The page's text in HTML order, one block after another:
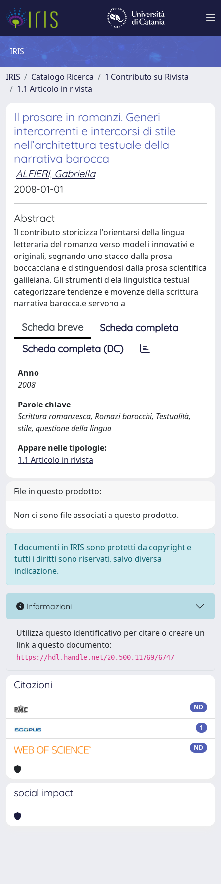
IRIS
IRIS Catalogo Ricerca
1 Contributo su Rivista
1.1 Articolo in rivista
Il prosare in romanzi. Generi
intercorrenti e intercorsi di stile
nell’architettura testuale della
narrativa barocca
ALFIERI, Gabriella
2008-01-01
Abstract
Il contributo storicizza l'orientarsi della lingua
letteraria del romanzo verso modelli innovativi e
originali, segnando uno stacco dalla prosa
boccacciana e distinguendosi dalla prosa scientifica
galileiana. Gli strumenti dlela linguistica testual
categorizzare tendenze e movenze della scrittura
narrativa barocca.e servono a
Scheda breve
Scheda completa
Scheda completa (DC)
Anno
2008
Parole chiave
Scrittura romanzesca, Romazi barocchi, Testualità,
stile, questione della lingua
Appare nelle tipologie:
1.1 Articolo in rivista
File in questo prodotto:
Non ci sono file associati a questo prodotto.
I documenti in IRIS sono protetti da copyright e
tutti i diritti sono riservati, salvo diversa
indicazione.
Informazioni
Utilizza questo identificativo per citare o creare un
link a questo documento:
https://hdl.handle.net/20.500.11769/6747
Citazioni
ND
1
ND
social impact